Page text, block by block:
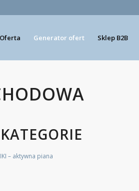
Oferta Generator ofert Sklep B2B
– aktywna piana